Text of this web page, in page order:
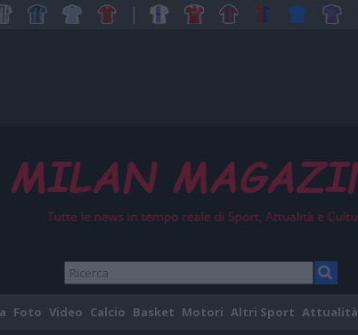
Foto Video Calcio Basket Motori Altri Sport Attualità